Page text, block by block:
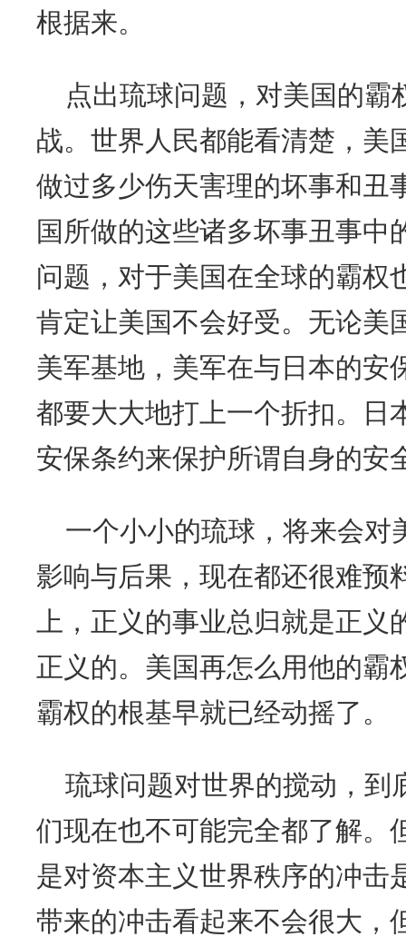
根据来。
点出琉球问题，对美国的霸
战。世界人民都能看清楚，美
做过多少伤天害理的坏事和丑
国所做的这些诸多坏事丑事中
问题，对于美国在全球的霸权
肯定让美国不会好受。无论美
美军基地，美军在与日本的安
都要大大地打上一个折扣。日
安保条约来保护所谓自身的安
一个小小的琉球，将来会对
影响与后果，现在都还很难预
上，正义的事业总归就是正
正义的。美国再怎么用他的霸
霸权的根基早就已经动摇了。
琉球问题对世界的搅动，到
们现在也不可能完全都了解。
是对资本主义世界秩序的冲击
带来的冲击看起来不会很大，